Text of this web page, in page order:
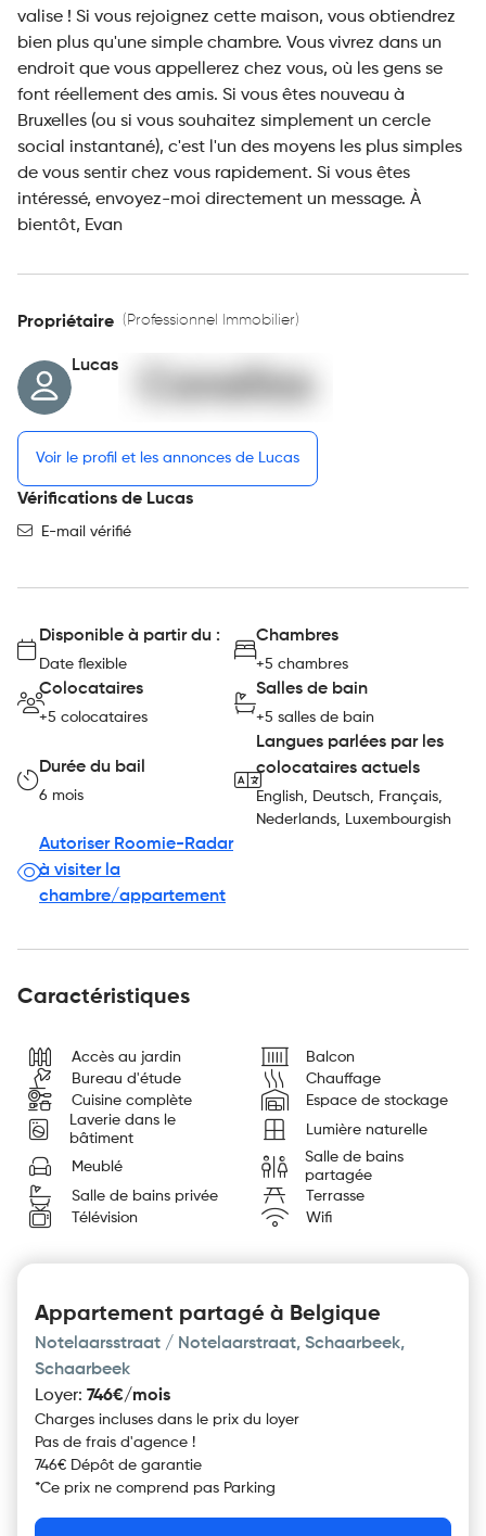
valise ! Si vous rejoignez cette maison, vous obtiendrez
bien plus qu'une simple chambre. Vous vivrez dans un
endroit que vous appellerez chez vous, où les gens se
font réellement des amis. Si vous êtes nouveau à
Bruxelles (ou si vous souhaitez simplement un cercle
social instantané), c'est l'un des moyens les plus simples
de vous sentir chez vous rapidement. Si vous êtes
intéressé, envoyez-moi directement un message. À
bientôt, Evan
Propriétaire (Professionnel Immobilier)
Lucas
Voir le profil et les annonces de Lucas
Vérifications de Lucas
E-mail vérifié
Disponible à partir du :
Date flexible
Chambres
+5 chambres
Colocataires
+5 colocataires
Salles de bain
+5 salles de bain
Durée du bail
6 mois
Langues parlées par les
colocataires actuels
English, Deutsch, Français,
Nederlands, Luxembourgish
Autoriser Roomie-Radar
à visiter la
chambre/appartement
Caractéristiques
Accès au jardin
Balcon
Bureau d'étude
Chauffage
Cuisine complète
Espace de stockage
Laverie dans le
bâtiment
Lumière naturelle
Meublé
Salle de bains
partagée
Salle de bains privée
Terrasse
Télévision
Wifi
Appartement partagé à Belgique
Notelaarsstraat / Notelaarstraat, Schaarbeek,
Schaarbeek
Loyer: 746€/mois
Charges incluses dans le prix du loyer
Pas de frais d'agence !
746€ Dépôt de garantie
*Ce prix ne comprend pas Parking